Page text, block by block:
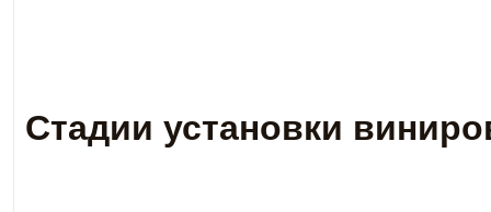
Стадии установки